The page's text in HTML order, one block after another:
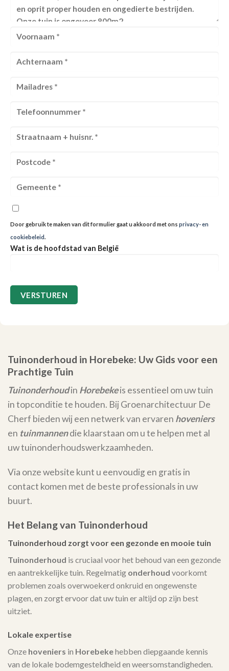
Door gebruik te maken van dit formulier gaat u akkoord met ons privacy- en
cookiebeleid.
Wat is de hoofdstad van België
Tuinonderhoud in Horebeke: Uw Gids voor een
Prachtige Tuin
Tuinonderhoudin Horebekeis essentieel om uw tuin
in topconditie te houden. Bij Groenarchitectuur De
Cherf bieden wij een netwerk van ervaren hoveniers
en tuinmannendie klaarstaan om u te helpen met al
uw tuinonderhoudswerkzaamheden.
Via onze website kunt u eenvoudig en gratis in
contact komen met de beste professionals in uw
buurt.
Het Belang van Tuinonderhoud
Tuinonderhoud zorgt voor een gezonde en mooie tuin
Tuinonderhoud is cruciaal voor het behoud van een gezonde
en aantrekkelijke tuin. Regelmatig onderhoud voorkomt
problemen zoals overwoekerd onkruid en ongewenste
plagen, en zorgt ervoor dat uw tuin er altijd op zijn best
uitziet.
Lokale expertise
Onze hoveniers in Horebekehebben diepgaande kennis
van de lokale bodemgesteldheid en weersomstandigheden.